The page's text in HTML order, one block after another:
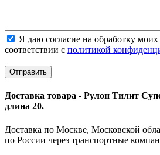
Я даю согласие на обработку
соответствии с политикой
Доставка товара - Рулон Тилит
длина 20.
Доставка по Москве, Московской
по России через транспортные